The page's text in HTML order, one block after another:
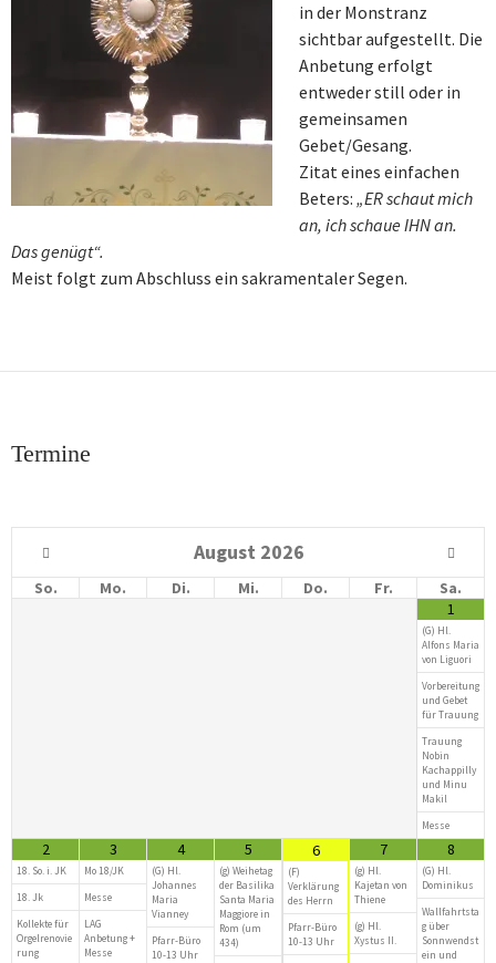
in der Monstranz
sichtbar aufgestellt. Die
Anbetung erfolgt
entweder still oder in
gemeinsamen
Gebet/Gesang.
Zitat eines einfachen
Beters: „ER schaut mich
an, ich schaue IHN an.
Das genügt“.
Meist folgt zum Abschluss ein sakramentaler Segen.
Termine
August 2026
So. Mo. Di. Mi. Do. Fr.
Sa.
1
(G) Hl.
Alfons Maria
von Liguori
Vorbereitung
und Gebet
für Trauung
Trauung
Nobin
Kachappilly
und Minu
Makil
Messe
2
18. So. i. JK
18. Jk
Kollekte für
Orgelrenovie
rung
3
Mo 18/JK
Messe
LAG
Anbetung +
Messe
4
(G) Hl.
Johannes
Maria
Vianney
Pfarr-Büro
10-13 Uhr
5
(g) Weihetag
der Basilika
Santa Maria
Maggiore in
Rom (um
434)
6
(F)
Verklärung
des Herrn
Pfarr-Büro
10-13 Uhr
7
(g) Hl.
Kajetan von
Thiene
(g) Hl.
Xystus II.
8
(G) Hl.
Dominikus
Wallfahrtsta
g über
Sonnwendst
ein und